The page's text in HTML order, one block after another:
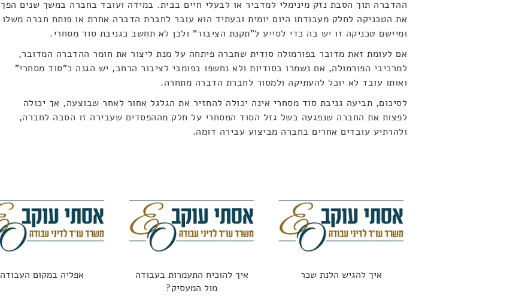
ההדברה תוך הסבת נזק מינימלי למדביר או לבעלי חיים בבית. במידה ועובד בחברה במשך שנים הפך
את הטכניקה לחלק מעבודתו היום יומית ובעתיד הוא עובר לחברת הדברה אחרת או פותח חברה משלו
ומיישם טכניקה זו יש בה כדי לסייע ל"תקנת הציבור" ולכן לא תחשב כגניבת סוד מסחרי.
אם לעומת זאת מדובר בפורמולה סודית שחברה פיתחה על מנת ליצור את חומר ההדברה המדובר,
למרכיבי הפורמולה, אם נשמרו בסודיות ולא נחשפו בפומבי לציבור הרחב, יש הגנה כ"סוד מסחרי"
ואותו עובד לא יוכל להעתיקה ולמסור לחברת הדברה מתחרה.
לסיכום, תביעה גניבת סוד מסחרי אינה יכולה להחזיר את הגלגל אחור לאחר שבוצעה, אך יכולה
לפצות את החברה שנפגעה בשל גזל הסוד המסחרי על חלק מההפסדים שעבירה זו הסבה לחברה,
ולהרתיע עובדים אחרים בחברה מביצוע עבירה דומה.
איך להגיש הלנת שכר
איך להוכיח התעמרות בעבודה
מול המעסיק?
אפליה במקום העבודה